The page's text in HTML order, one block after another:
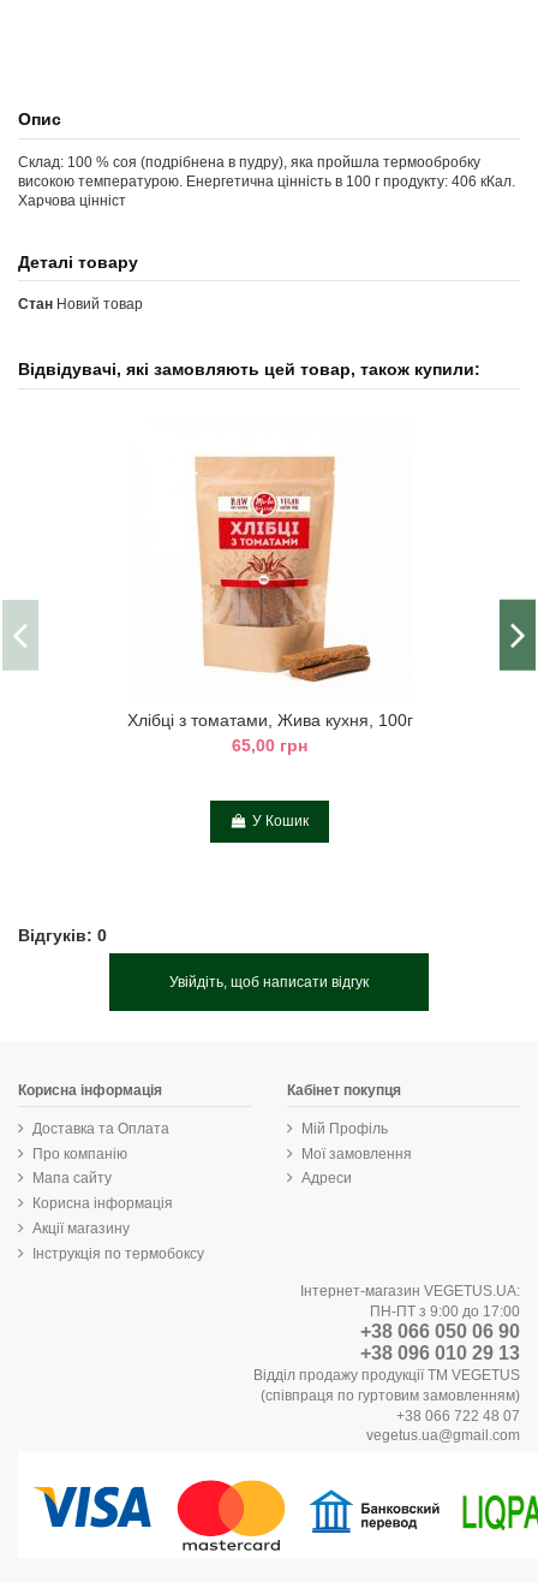
Опис
Склад: 100 % соя (подрібнена в пудру), яка пройшла термообробку
високою температурою. Енергетична цiннiсть в 100 г продукту: 406 кКал.
Харчова цінніст
Деталі товару
Стан Новий товар
Відвідувачі, які замовляють цей товар, також купили:
Хлібці з томатами, Жива кухня, 100г
65,00 грн
У Кошик
Відгуків: 0
Увійдіть, щоб написати відгук
Корисна інформація
Доставка та Оплата
Про компанію
Мапа сайту
Корисна інформація
Акції магазину
Інструкція по термобоксу
Кабінет покупця
Мій Профіль
Мої замовлення
Адреси
Інтернет-магазин VEGETUS.UA:
ПН-ПТ з 9:00 до 17:00
+38 066 050 06 90
+38 096 010 29 13
Відділ продажу продукції ТМ VEGETUS
(співпраця по гуртовим замовленням)
+38 066 722 48 07
vegetus.ua@gmail.com